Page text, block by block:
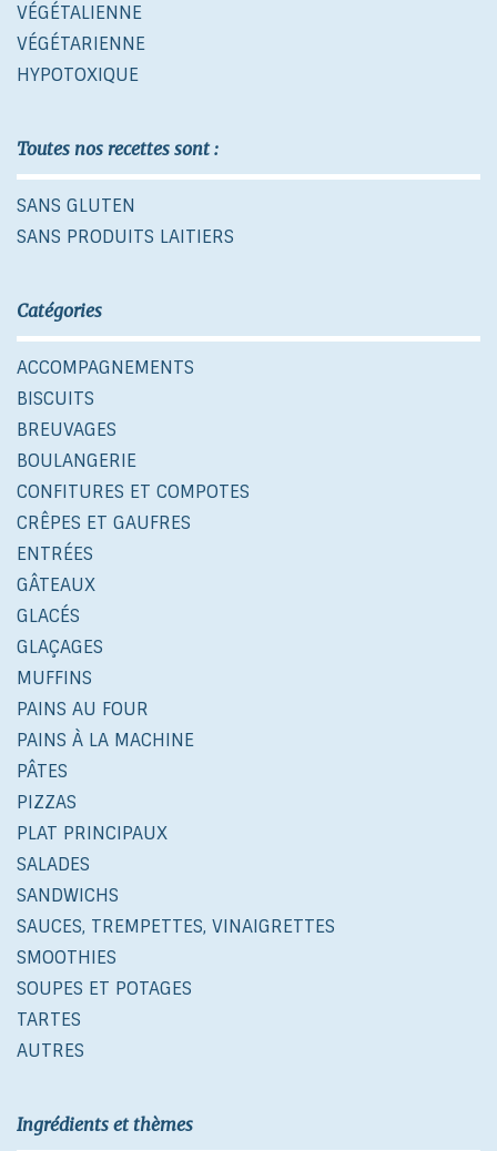
VÉGÉTALIENNE
VÉGÉTARIENNE
HYPOTOXIQUE
Toutes nos recettes sont :
SANS GLUTEN
SANS PRODUITS LAITIERS
Catégories
ACCOMPAGNEMENTS
BISCUITS
BREUVAGES
BOULANGERIE
CONFITURES ET COMPOTES
CRÊPES ET GAUFRES
ENTRÉES
GÂTEAUX
GLACÉS
GLAÇAGES
MUFFINS
PAINS AU FOUR
PAINS À LA MACHINE
PÂTES
PIZZAS
PLAT PRINCIPAUX
SALADES
SANDWICHS
SAUCES, TREMPETTES, VINAIGRETTES
SMOOTHIES
SOUPES ET POTAGES
TARTES
AUTRES
Ingrédients et thèmes